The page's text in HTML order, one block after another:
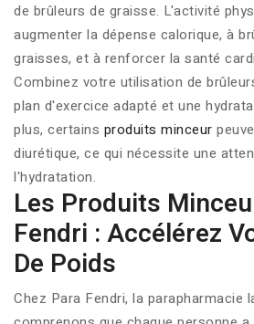
de brûleurs de graisse. L'activité
augmenter la dépense calorique, à
graisses, et à renforcer la santé
Combinez votre utilisation de
plan d'exercice adapté et une
plus, certains produits minceur
diurétique, ce qui nécessite une
l'hydratation.
Les Produits
Fendri : Accélérez
De Poids
Chez Para Fendri, la parapharmacie